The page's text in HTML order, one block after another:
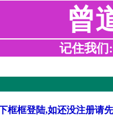
曾
记住我们
框框登陆,如还没注册请